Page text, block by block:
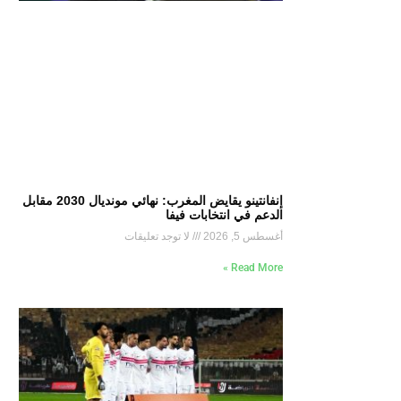
إنفانتينو يقايض المغرب: نهائي مونديال 2030 مقابل
الدعم في انتخابات فيفا
أغسطس 5, 2026 لا توجد تعليقات
Read More »